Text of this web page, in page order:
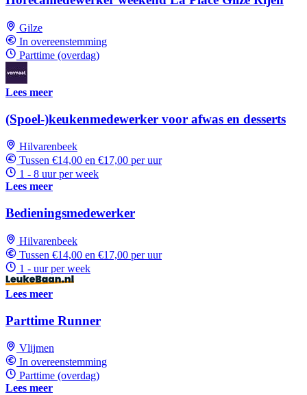
Gilze
In overeenstemming
Parttime (overdag)
Lees meer
(Spoel-)keukenmedewerker voor afwas en desserts
Hilvarenbeek
Tussen €14,00 en €17,00 per uur
1 - 8 uur per week
Lees meer
Bedieningsmedewerker
Hilvarenbeek
Tussen €14,00 en €17,00 per uur
1 - uur per week
Lees meer
Parttime Runner
Vlijmen
In overeenstemming
Parttime (overdag)
Lees meer